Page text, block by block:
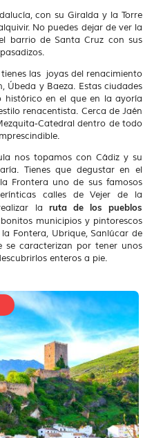
con su Giralda y la Torre
No puedes dejar de ver la
barrio de Santa Cruz con sus
las joyas del renacimiento
Úbeda y Baeza. Estas ciudades
en el que en la ayoría
renacentista. Cerca de Jaén
Catedral dentro de todo
nos topamos con Cádiz y su
Tienes que degustar en el
Frontera uno de sus famosos
calles de Vejer de la
la ruta de los pueblos
municipios y pintorescos
Fontera, Ubrique, Sanlúcar de
se caracterizan por tener unos
enteros a pie.